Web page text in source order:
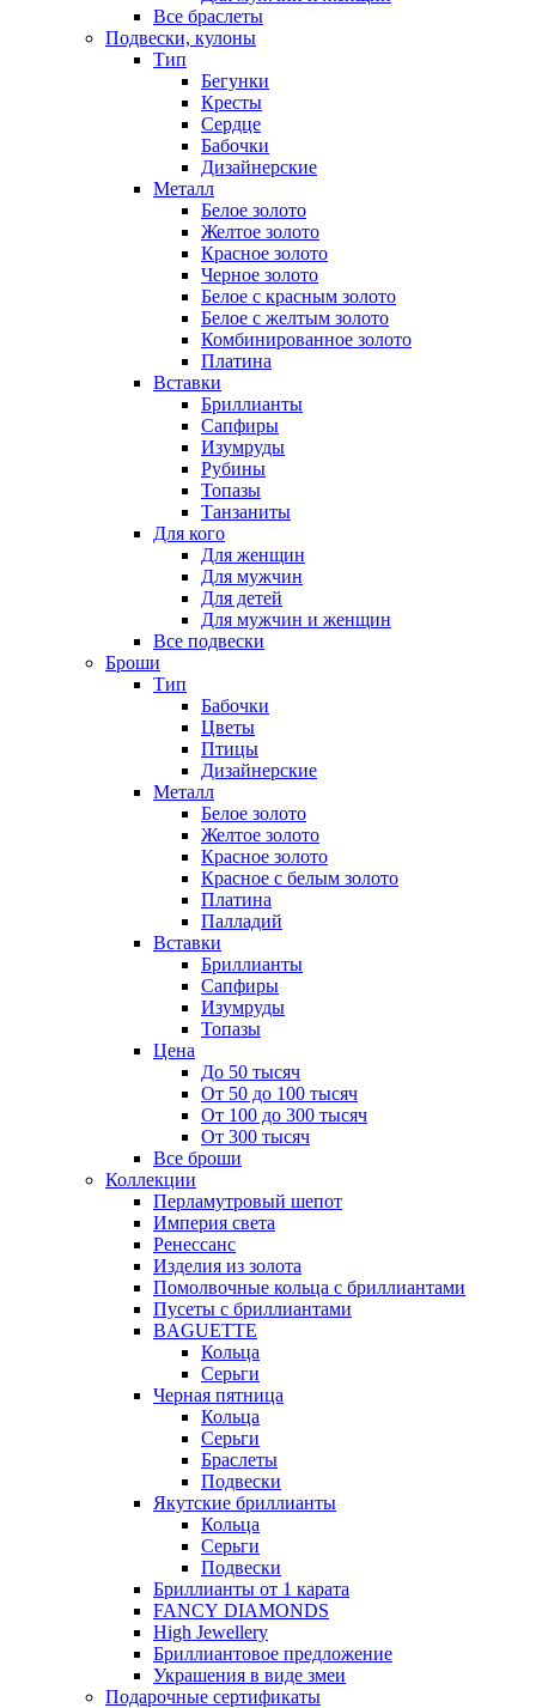
Все браслеты
Подвески, кулоны
Тип
Бегунки
Кресты
Сердце
Бабочки
Дизайнерские
Металл
Белое золото
Желтое золото
Красное золото
Черное золото
Белое с красным золото
Белое с желтым золото
Комбинированное золото
Платина
Вставки
Бриллианты
Сапфиры
Изумруды
Рубины
Топазы
Танзаниты
Для кого
Для женщин
Для мужчин
Для детей
Для мужчин и женщин
Все подвески
Броши
Тип
Бабочки
Цветы
Птицы
Дизайнерские
Металл
Белое золото
Желтое золото
Красное золото
Красное с белым золото
Платина
Палладий
Вставки
Бриллианты
Сапфиры
Изумруды
Топазы
Цена
До 50 тысяч
От 50 до 100 тысяч
От 100 до 300 тысяч
От 300 тысяч
Все броши
Коллекции
Перламутровый шепот
Империя света
Ренессанс
Изделия из золота
Помолвочные кольца с бриллиантами
Пусеты с бриллиантами
BAGUETTE
Кольца
Серьги
Черная пятница
Кольца
Серьги
Браслеты
Подвески
Якутские бриллианты
Кольца
Серьги
Подвески
Бриллианты от 1 карата
FANCY DIAMONDS
High Jewellery
Бриллиантовое предложение
Украшения в виде змеи
Подарочные сертификаты